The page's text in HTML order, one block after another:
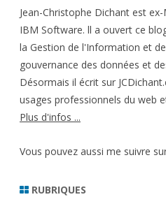
Jean-Christophe Dichant est
IBM Software. ll a ouvert ce
la Gestion de l'Information et
gouvernance des données et
Désormais il écrit sur
usages professionnels du web
Plus d'infos ...
Vous pouvez aussi me suivre
RUBRIQUES